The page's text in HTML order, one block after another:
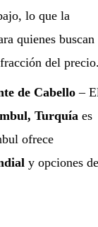
lo que la
quienes buscan
del
de Cabello –
Turquía es
ofrece
y opciones